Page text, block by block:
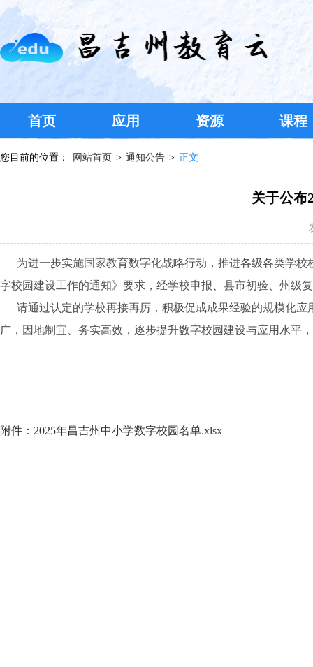
首页 应用 资源 课程
您目前的位置： 网站首页 > 通知公告 > 正文
关于公布
为进一步实施国家教育数字化战略行动，推进各级各类学校
字校园建设工作的通知》要求，经学校申报、县市初验、州级
请通过认定的学校再接再厉，积极促成成果经验的规模化应
广，因地制宜、务实高效，逐步提升数字校园建设与应用水平
附件：2025年昌吉州中小学数字校园名单.xlsx